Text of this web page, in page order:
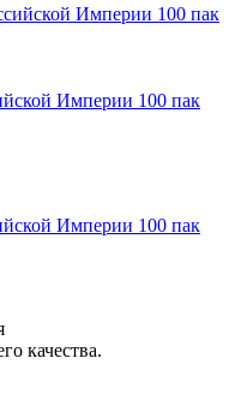
Империи 100 пак
Империи 100 пак
качества.